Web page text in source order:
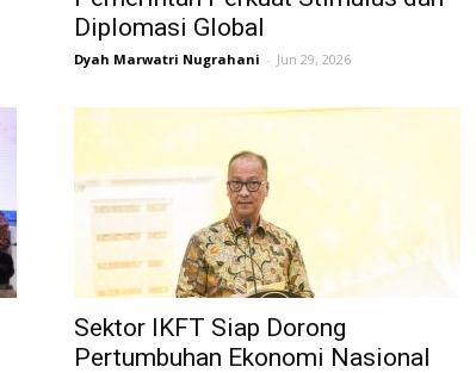
Diplomasi Global
Dyah Marwatri Nugrahani - Jun 29, 2026
Sektor IKFT Siap Dorong
Pertumbuhan Ekonomi Nasional